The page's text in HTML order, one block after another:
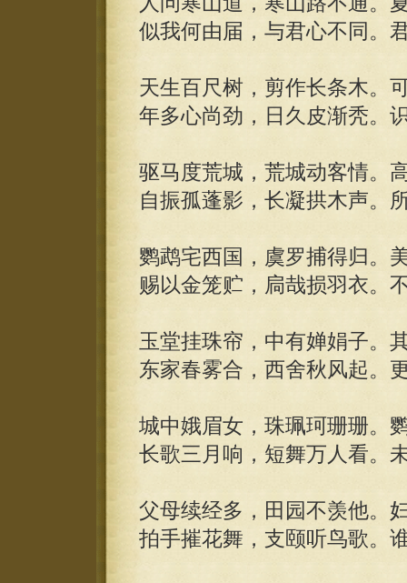
似我何由届，与君心不同。
天生百尺树，剪作长条木。
年多心尚劲，日久皮渐秃。
驱马度荒城，荒城动客情。
自振孤蓬影，长凝拱木声。
鹦鹉宅西国，虞罗捕得归。
赐以金笼贮，扃哉损羽衣。
玉堂挂珠帘，中有婵娟子。
东家春雾合，西舍秋风起。
城中娥眉女，珠珮珂珊珊。
长歌三月响，短舞万人看。
父母续经多，田园不羡他。
拍手摧花舞，支颐听鸟歌。